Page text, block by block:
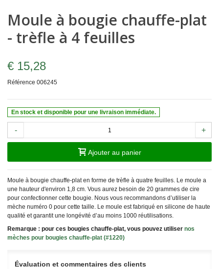
Moule à bougie chauffe-plat
- trèfle à 4 feuilles
€ 15,28
Référence 006245
En stock et disponible pour une livraison immédiate.
- +
Ajouter au panier
Moule à bougie chauffe-plat en forme de trèfle à quatre feuilles. Le moule a
une hauteur d'environ 1,8 cm. Vous aurez besoin de 20 grammes de cire
pour confectionner cette bougie. Nous vous recommandons d’utiliser la
mèche numéro 0 pour cette taille. Le moule est fabriqué en silicone de haute
qualité et garantit une longévité d’au moins 1000 réutilisations.
Remarque : pour ces bougies chauffe-plat, vous pouvez utiliser nos
mèches pour bougies chauffe-plat (#1220)
Évaluation et commentaires des clients